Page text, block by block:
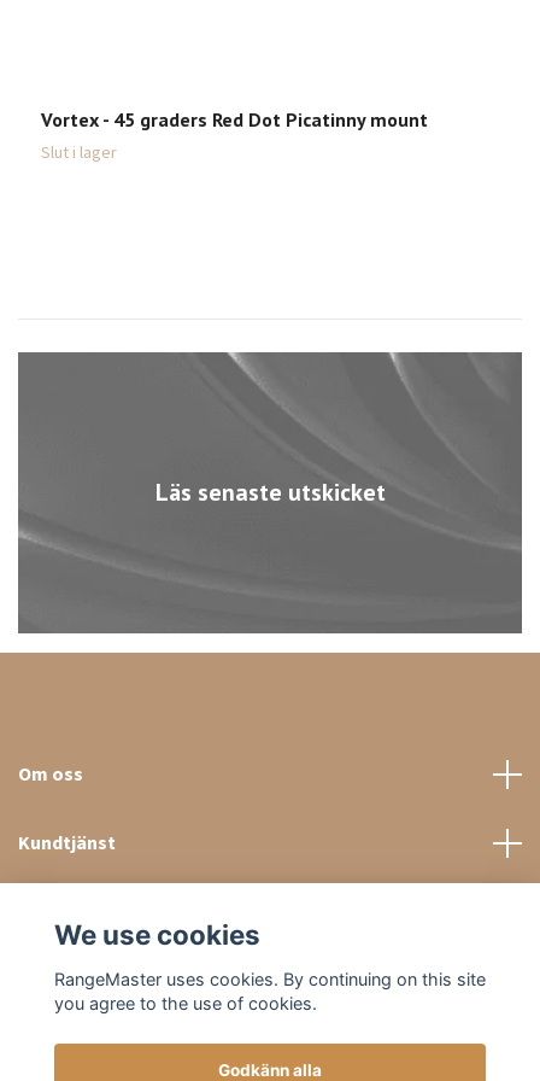
Läs senaste utskicket
Vortex - 45 graders Red Dot Picatinny mount
Slut i lager
Om oss
Kundtjänst
We use cookies
RangeMaster uses cookies. By continuing on this site
you agree to the use of cookies.
Godkänn alla